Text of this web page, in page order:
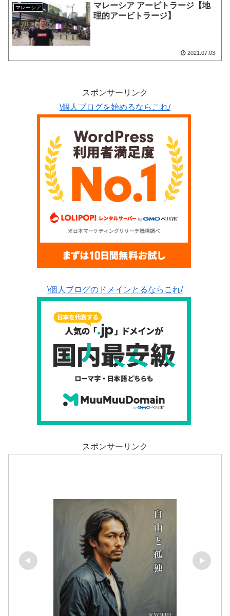
マレーシア
マレーシア アービトラージ【地
理的アービトラージ】
2021.07.03
スポンサーリンク
\個人ブログを始めるならこれ/
\個人ブログのドメインとるならこれ/
スポンサーリンク